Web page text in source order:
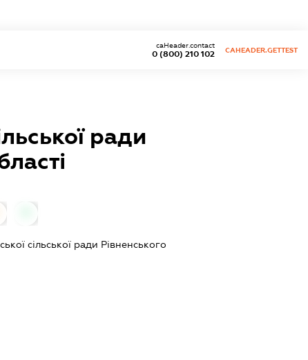
0 (800) 210 102
caHeader.contact
CAHEADER.GETTEST
ради
сільської ради Рівненського